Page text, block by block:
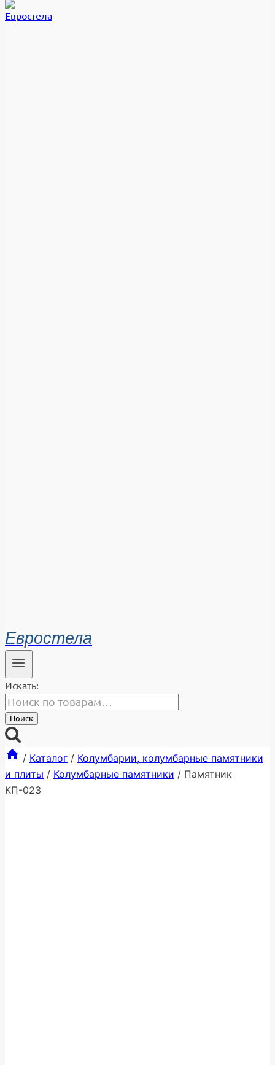
Евростела
Искать:
Поиск
/ Каталог / Колумбарии, колумбарные памятники
и плиты / Колумбарные памятники / Памятник
КП-023